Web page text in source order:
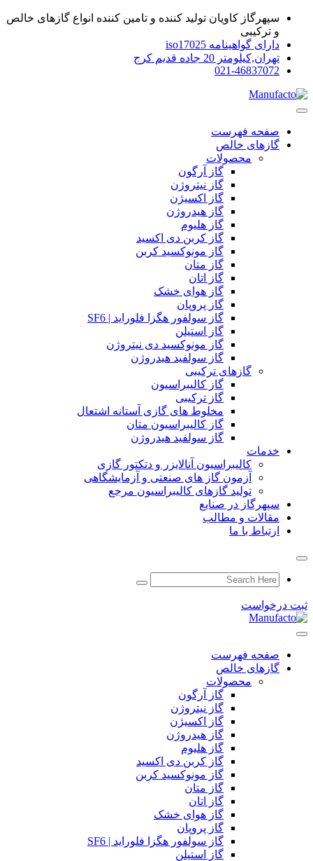
سپهرگاز کاویان تولید کننده و تامین کننده انواع گازهای خالص
و ترکیبی
دارای گواهینامه iso17025
تهران,کیلومتر 20 جاده قدیم کرج
021-46837072
صفحه فهرست
گازهای خالص
محصولات
گاز آرگون
گاز نیتروژن
گاز اکسیژن
گاز هیدروژن
گاز هلیوم
گاز کربن دی اکسید
گاز مونوکسید کربن
گاز متان
گاز اتان
گاز هوای خشک
گاز پروپان
گاز سولفور هگزا فلوراید | SF6
گاز استیلن
گاز مونوکسید دی نیتروژن
گاز سولفید هیدروژن
گازهای ترکیبی
گاز کالیبراسیون
گاز ترکیبی
مخلوط های گازی آستانه اشتعال
گاز کالیبراسیون متان
گاز سولفید هیدروژن
خدمات
کالیبراسیون آنالایزر و دتکتور گازی
آزمون گاز های صنعتی و آزمایشگاهی
تولید گازهای کالیبراسیون مرجع
سپهرگاز در صنایع
مقالات و مطالب
ارتباط با ما
ثبت درخواست
صفحه فهرست
گازهای خالص
محصولات
گاز آرگون
گاز نیتروژن
گاز اکسیژن
گاز هیدروژن
گاز هلیوم
گاز کربن دی اکسید
گاز مونوکسید کربن
گاز متان
گاز اتان
گاز هوای خشک
گاز پروپان
گاز سولفور هگزا فلوراید | SF6
گاز استیلن